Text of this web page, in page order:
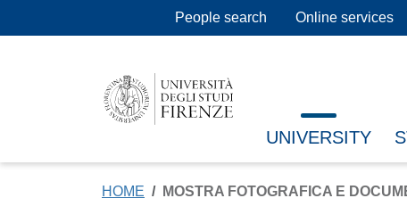
People search Online services
UNIVERSITY
HOME MOSTRA FOTOGRAFICA E